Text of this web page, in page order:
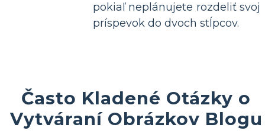
pokiaľ neplánujete rozdeliť svoj
príspevok do dvoch stĺpcov.
Často Kladené Otázky o
Vytváraní Obrázkov Blogu